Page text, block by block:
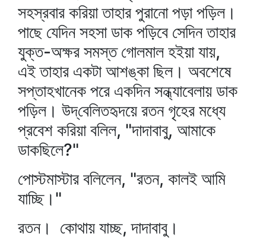
সহস্রবার করিয়া তাহার পুরানো পড়া পড়িল।
পাছে যেদিন সহসা ডাক পড়িবে সেদিন তাহার
যুক্ত-অক্ষর সমস্ত গোলমাল হইয়া যায়,
এই তাহার একটা আশঙ্কা ছিল। অবশেষে
সপ্তাহখানেক পরে একদিন সন্ধ্যাবেলায় ডাক
পড়িল। উদ্‌বেলিতহৃদয়ে রতন গৃহের মধ্যে
প্রবেশ করিয়া বলিল, "দাদাবাবু, আমাকে
ডাকছিলে?"
পোস্টমাস্টার বলিলেন, "রতন, কালই আমি
যাচ্ছি।"
রতন। কোথায় যাচ্ছ, দাদাবাবু।